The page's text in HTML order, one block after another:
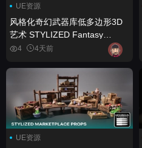
UE资源
风格化奇幻武器库低多边形3D
艺术 STYLIZED Fantasy
Armory - Low Poly 3D Art
4 4天前
UE资源